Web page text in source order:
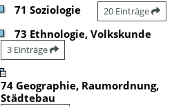
71 Soziologie 20 Einträge
73 Ethnologie, Volkskunde
3 Einträge
74 Geographie, Raumordnung,
Städtebau